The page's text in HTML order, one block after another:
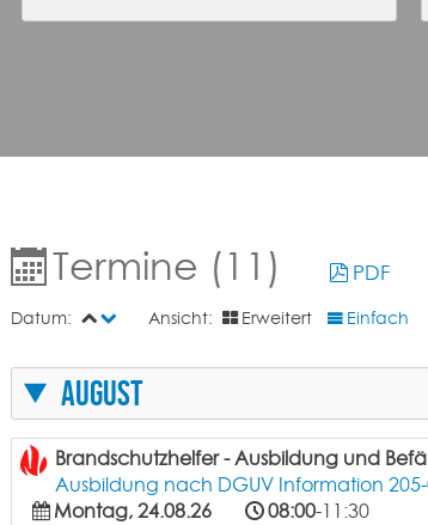
Termine (11) PDF
Datum: Ansicht: Erweitert Einfach
August
Brandschutzhelfer - Ausbildung und
Ausbildung nach DGUV Information 205-
Montag, 24.08.26
08:00-11:30